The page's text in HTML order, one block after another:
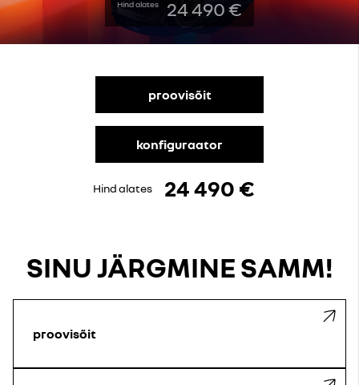
Hind alates 24 490 €
proovisõit
konfiguraator
Hind alates 24 490 €
SINU JÄRGMINE SAMM!
proovisõit